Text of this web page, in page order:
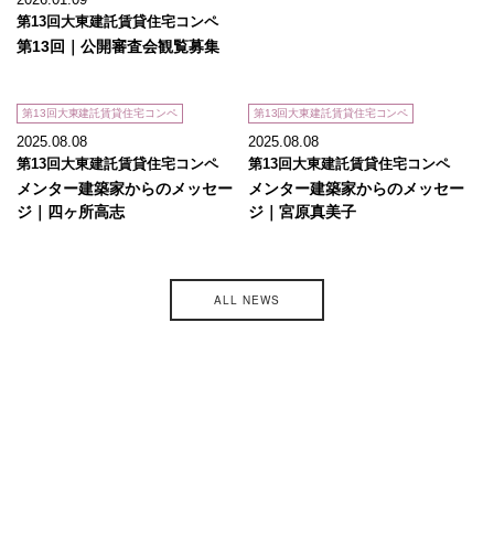
第13回大東建託賃貸住宅コンペ
第13回｜公開審査会観覧募集
第13回大東建託賃貸住宅コンペ
2025.08.08
第13回大東建託賃貸住宅コンペ
メンター建築家からのメッセー
ジ｜四ヶ所高志
第13回大東建託賃貸住宅コンペ
2025.08.08
第13回大東建託賃貸住宅コンペ
メンター建築家からのメッセー
ジ｜宮原真美子
ALL NEWS